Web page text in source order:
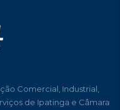
Comercial, Industrial,
de Ipatinga e Câmara